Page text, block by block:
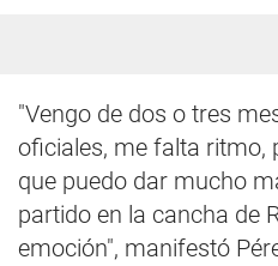
"Vengo de dos o tres
oficiales, me falta ritmo,
que puedo dar mucho
partido en la cancha de
emoción", manifestó